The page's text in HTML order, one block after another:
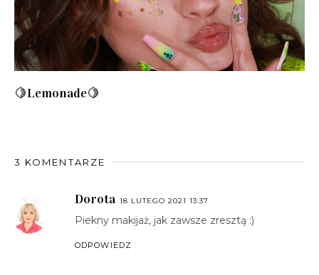
🍋Lemonade🍋
3 KOMENTARZE
Dorota 18 LUTEGO 2021 13:37
Piekny makijaż, jak zawsze zresztą :)
ODPOWIEDZ